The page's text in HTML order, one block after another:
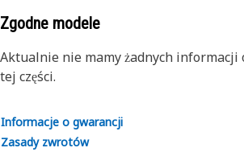
Zgodne modele
Aktualnie nie mamy żadnych informacji
tej części.
Informacje o gwarancji
Zasady zwrotów